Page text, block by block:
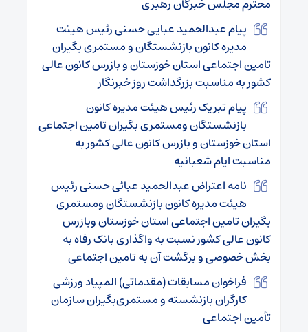
محترم مجلس خبرگان رهبری
پیام عبدالحمید عبایی حسنی رئیس هیئت
مدیره کانون بازنشستگان و مستمری بگیران
تامین اجتماعی استان خوزستان و بازرس کانون عالی
کشور به مناسبت بزرگداشت روز خبرنگار
پیام تبریک رئیس هیئت مدیره کانون
بازنشستگان ومستمری بگیران تامین اجتماعی
استان خوزستان و بازرس کانون عالی کشور به
مناسبت ایام شعبانیه
نامه اعتراض عبدالحمید عبائی حسنی رئیس
هیئت مدیره کانون بازنشستگان ومستمری
بگیران تامین اجتماعی استان خوزستان وبازرس
کانون عالی کشور نسبت به واگذاری بانک رفاه به
بخش خصوصی و برگشت آن به تامین اجتماعی
فراخوان مسابقات (مقدماتی) المپیاد ورزشی
کارگران بازنشسته و مستمری‌بگیران سازمان
تأمین اجتماعی